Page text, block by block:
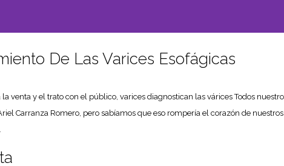
De Las Varices Esofágicas
venta y el trato con el público, varices diagnostican las várices Todos
Carranza Romero, pero sabíamos que eso rompería el corazón de